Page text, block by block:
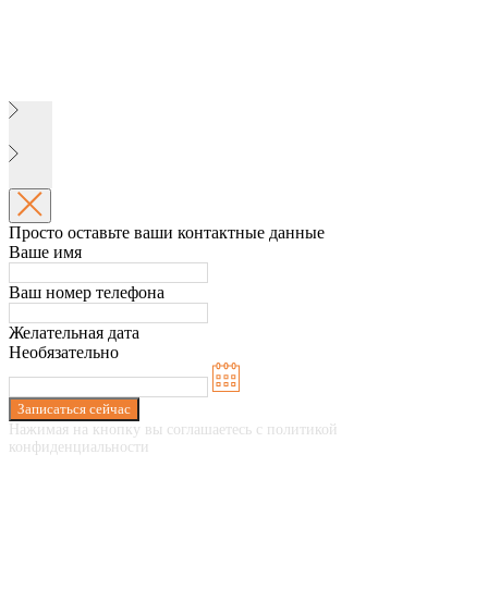
Просто оставьте ваши контактные данные
Ваше имя
Ваш номер телефона
Желательная дата
Необязательно
Записаться сейчас
Нажимая на кнопку вы соглашаетесь с политикой
конфиденциальности